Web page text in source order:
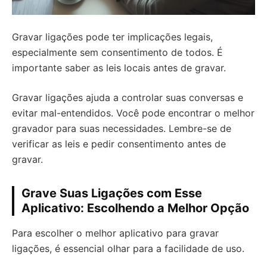
Gravar ligações pode ter implicações legais,
especialmente sem consentimento de todos. É
importante saber as leis locais antes de gravar.
Gravar ligações ajuda a controlar suas conversas e
evitar mal-entendidos. Você pode encontrar o melhor
gravador para suas necessidades. Lembre-se de
verificar as leis e pedir consentimento antes de
gravar.
Grave Suas Ligações com Esse
Aplicativo: Escolhendo a Melhor Opção
Para escolher o melhor aplicativo para gravar
ligações, é essencial olhar para a facilidade de uso.